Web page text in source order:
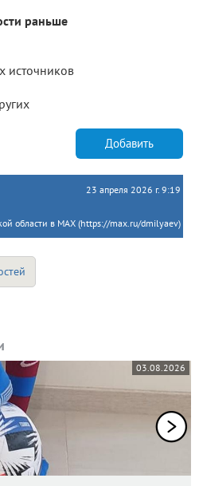
раньше
источников
Добавить
23 апреля 2026 г. 9:19
области в MAX (https://max.ru/dmilyaev)
03.08.2026